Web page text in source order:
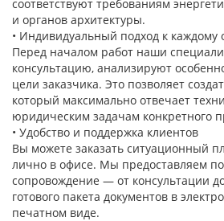
соответствуют требованиям
и органов архитектуры.
• Индивидуальный подход к каждому
Перед началом работ наши
консультацию, анализируют
цели заказчика. Это позволяет
который максимально отвечает
юридическим задачам конкретного
• Удобство и поддержка клиентов
Вы можете заказать ситуационный
лично в офисе. Мы предоставляем
сопровождение — от консультации
готового пакета документов в
печатном виде.